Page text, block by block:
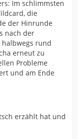
Im schlimmsten
die
der Hinrunde
nach der
rund
erneut zu
Probleme
und am Ende
erzählt hat und